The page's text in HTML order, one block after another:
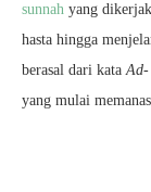
sunnah yang
hasta hingga
berasal dari kataAd-
yang mulai